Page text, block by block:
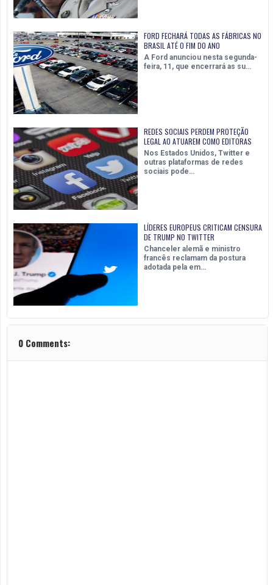
FORD FECHARÁ TODAS AS FÁBRICAS NO
BRASIL ATÉ O FIM DO ANO
A Ford anunciou nesta segunda-
feira, 11, que encerrará as su…
REDES SOCIAIS PERDEM PROTEÇÃO
LEGAL AO ATUAREM COMO EDITORAS
Nos Estados Unidos, Twitter e
outras plataformas de redes
sociais pode…
LÍDERES EUROPEUS CRITICAM CENSURA
DE TRUMP NO TWITTER
Chanceler alemã e ministro
francês reclamam da postura
adotada pela em…
0 Comments: